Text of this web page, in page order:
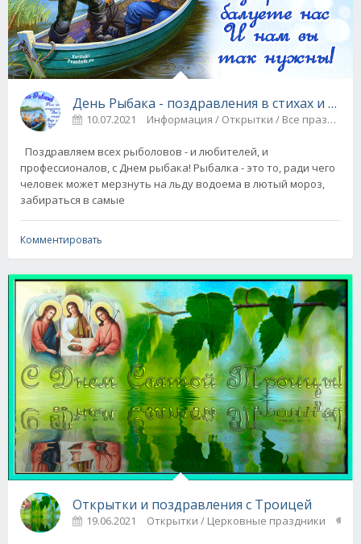
День Рыбака - поздравления в стихах и
10.07.2021 Информация / Открытки / Все праздники
Поздравляем всех рыболовов - и любителей, и
профессионалов, с Днем рыбака! Рыбалка - это то, ради чего
человек может мерзнуть на льду водоема в лютый мороз,
забираться в самые
Комментировать
Открытки и поздравления с Троицей
19.06.2021 Открытки / Церковные праздники